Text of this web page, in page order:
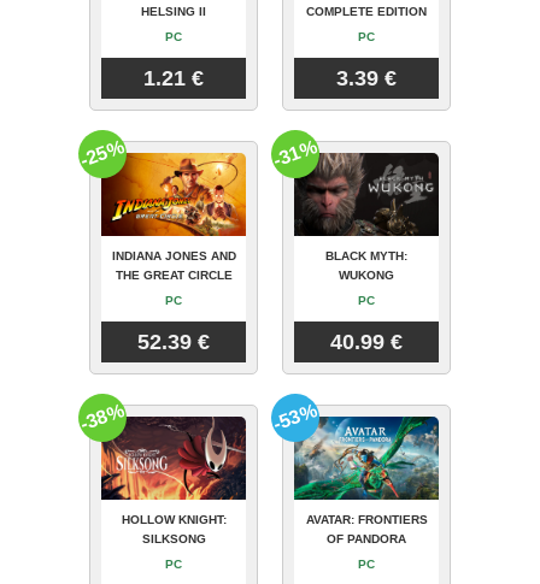
HELSING II
PC
1.21 €
COMPLETE EDITION
PC
3.39 €
INDIANA JONES AND
THE GREAT CIRCLE
PC
52.39 €
-25%
BLACK MYTH:
WUKONG
PC
40.99 €
-31%
HOLLOW KNIGHT:
SILKSONG
PC
-38%
AVATAR: FRONTIERS
OF PANDORA
PC
-53%